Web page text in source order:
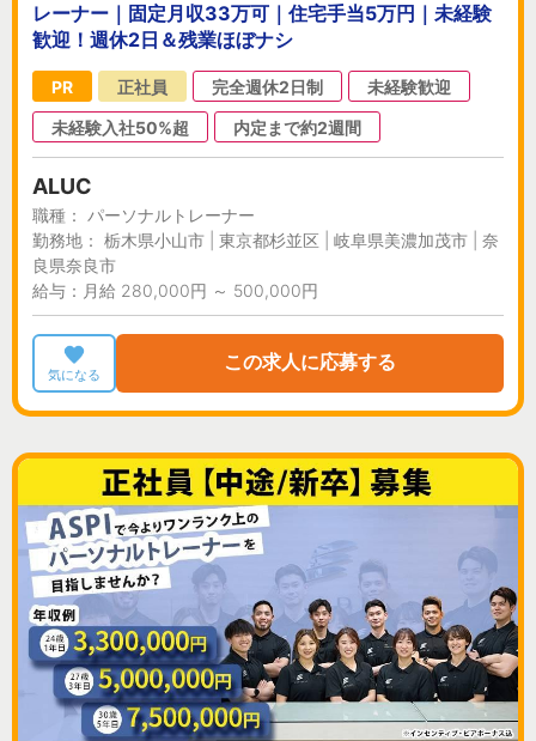
レーナー｜固定月収33万可｜住宅手当5万円｜未経験
歓迎！週休2日＆残業ほぼナシ
PR 正社員 完全週休2日制
未経験歓迎
未経験入社50%超
内定まで約2週間
ALUC
職種： パーソナルトレーナー
勤務地： 栃木県小山市 | 東京都杉並区 | 岐阜県美濃加茂市 | 奈
良県奈良市
給与：月給 280,000円 ～ 500,000円
気になる
この求人に応募する